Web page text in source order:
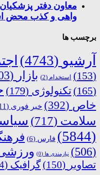
معاون دفتر
واهی و کذب محض
برچسب ها
آرشیو (4743)
(153)
استخدام (2) بازار (403)
(165)
تکنولوژی (179)
خاص (392) خبر فوری (11)
سلامت (717)
(5844)
فارس (6)
(506)
نیازمندی ها (0)
تصاویر (150) گرافیک (114)